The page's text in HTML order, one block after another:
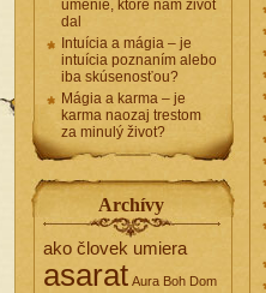
umenie, ktoré nám život
dal
Intuícia a mágia – je
intuícia poznaním alebo
iba skúsenosťou?
Mágia a karma – je
karma naozaj trestom
za minulý život?
Archívy
ako človek umiera
asarat Aura Boh Dom